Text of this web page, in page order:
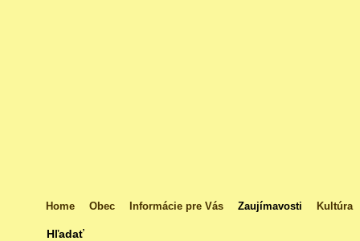
Home Obec Informácie pre Vás Zaujímavosti Kultúra
Hľadať